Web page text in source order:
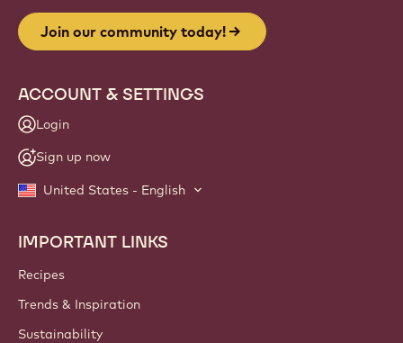
Join our community today!
ACCOUNT & SETTINGS
Login
Sign up now
United States - English
Footer
Callebaut
IMPORTANT LINKS
Recipes
Trends & Inspiration
Sustainability